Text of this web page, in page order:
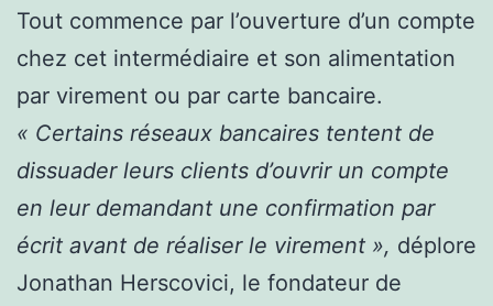
Tout commence par l’ouverture d’un compte
chez cet intermédiaire et son alimentation
par virement ou par carte bancaire.
« Certains réseaux bancaires tentent de
dissuader leurs clients d’ouvrir un compte
en leur demandant une confirmation par
écrit avant de réaliser le virement », déplore
Jonathan Herscovici, le fondateur de